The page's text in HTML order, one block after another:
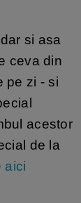
si asa
ceva din
pe zi - si
acestor
de la
aici